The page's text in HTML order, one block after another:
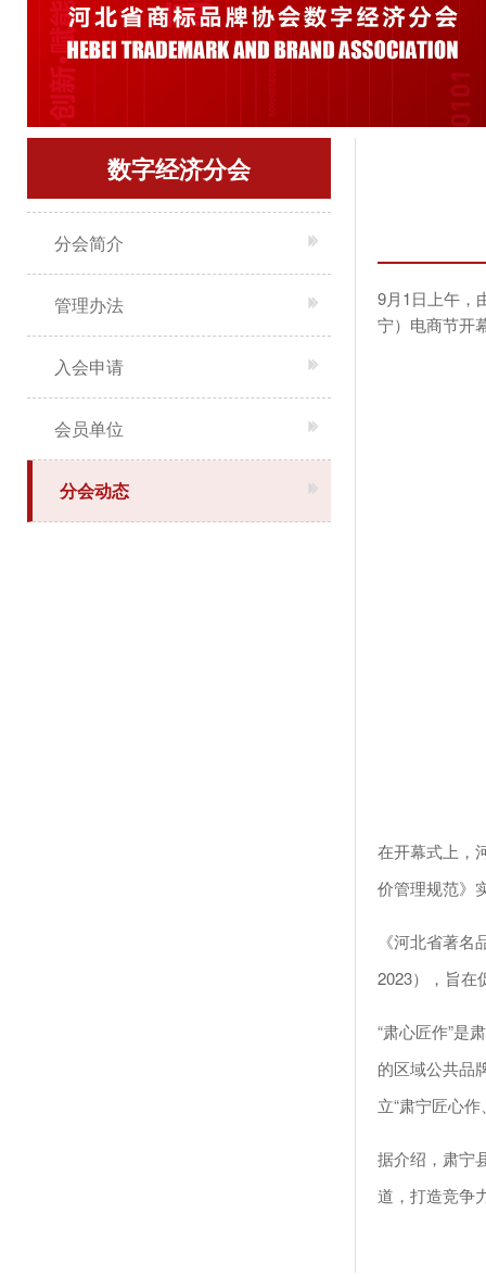
数字经济分会
分会简介
管理办法
入会申请
会员单位
分会动态
9月1日上午，
宁）电商节开
在开幕式上，
价管理规范》
《河北省著
2023），旨在
“肃心匠作”是
的区域公共品
立“肃宁匠心
据介绍，肃宁
道，打造竞争